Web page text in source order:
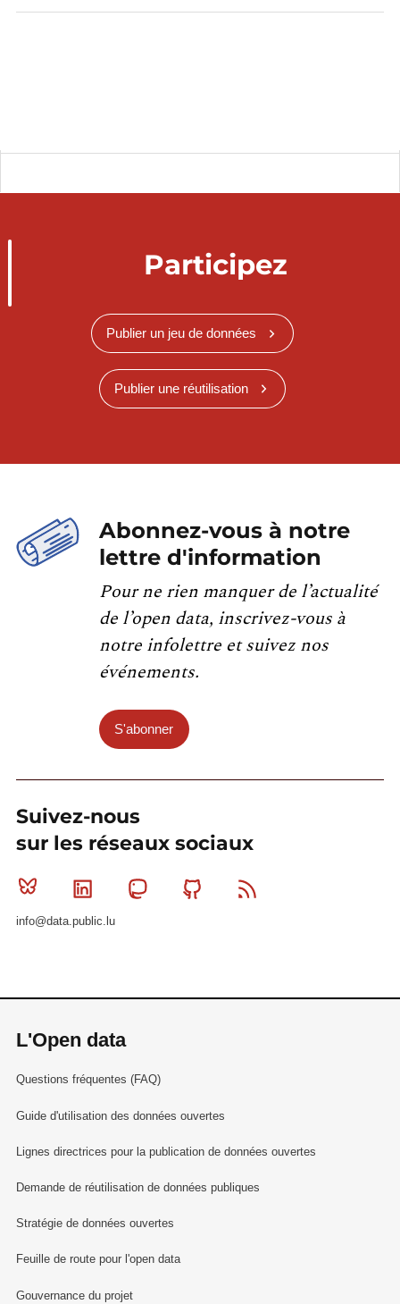
catalog.inspire.geoportail.lu.
Participez
Publier un jeu de données
Publier une réutilisation
Abonnez-vous à notre
lettre d'information
Pour ne rien manquer de l’actualité
de l’open data, inscrivez-vous à
notre infolettre et suivez nos
événements.
S'abonner
Suivez-nous
sur les réseaux sociaux
Bluesky Linkedin MastodonGithub
info@data.public.lu
L'Open data
Questions fréquentes (FAQ)
Guide d'utilisation des données ouvertes
Lignes directrices pour la publication de données ouvertes
Demande de réutilisation de données publiques
Stratégie de données ouvertes
Feuille de route pour l'open data
Gouvernance du projet